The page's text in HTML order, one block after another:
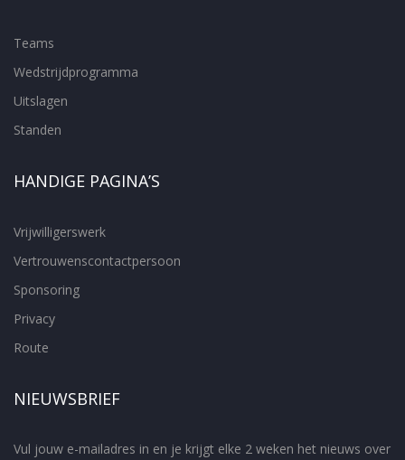
Teams
Wedstrijdprogramma
Uitslagen
Standen
HANDIGE PAGINA’S
Vrijwilligerswerk
Vertrouwenscontactpersoon
Sponsoring
Privacy
Route
NIEUWSBRIEF
Vul jouw e-mailadres in en je krijgt elke 2 weken het nieuws over